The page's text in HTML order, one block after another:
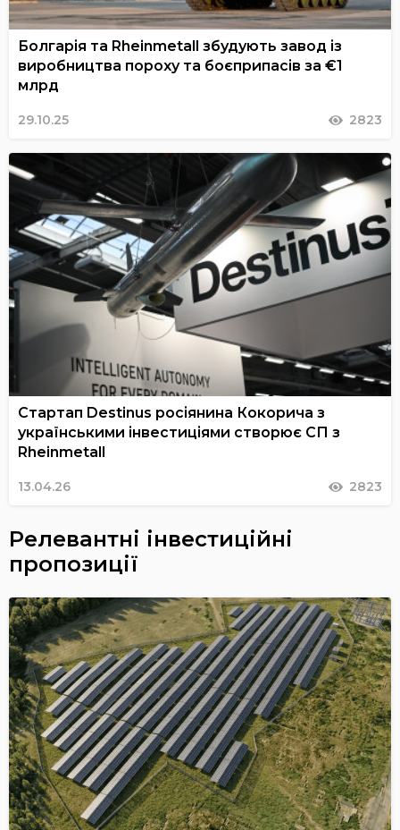
Болгарія та Rheinmetall збудують завод із
виробництва пороху та боєприпасів за €1
млрд
29.10.25 2823
Стартап Destinus росіянина Кокорича з
українськими інвестиціями створює СП з
Rheinmetall
13.04.26 2823
Релевантні інвестиційні
пропозиції